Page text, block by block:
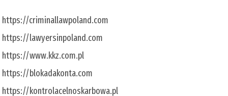
https://criminallawpoland.com
https://lawyersinpoland.com
https://www.kkz.com.pl
https://blokadakonta.com
https://kontrolacelnoskarbowa.pl